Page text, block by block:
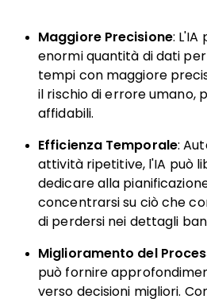
Maggiore Precisione: L'IA
enormi quantità di dati
tempi con maggiore
il rischio di errore umano,
affidabili.
Efficienza Temporale:
attività ripetitive, l'IA può
dedicare alla
concentrarsi su ciò che
di perdersi nei dettagli
Miglioramento del
può fornire
verso decisioni migliori.